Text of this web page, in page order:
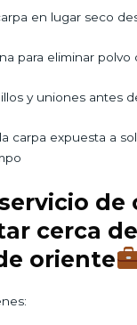
en lugar seco
para eliminar polvo
y uniones antes
carpa expuesta a
de
cerca
oriente